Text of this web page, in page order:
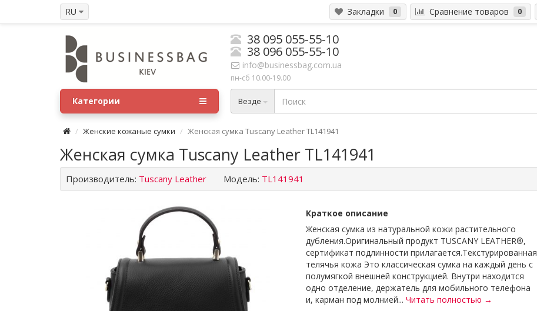
RU Закладки 0 Сравнение товаров 0
38 095 055-55-10
38 096 055-55-10
info@businessbag.com.ua
пн-сб 10.00-19.00
Везде
Категории
Женские кожаные сумки Женская сумка Tuscany Leather TL141941
Женская сумка Tuscany Leather TL141941
Производитель: Tuscany Leather Модель: TL141941
Краткое описание
Женская сумка из натуральной кожи растительного
дубления.Оригинальный продукт TUSCANY LEATHER®,
сертификат подлинности прилагается.Текстурированная
телячья кожа Это классическая сумка на каждый день с
полумягкой внешней конструкцией. Внутри находится
одно отделение, держатель для мобильного телефона
и, карман под молнией... Читать полностью →